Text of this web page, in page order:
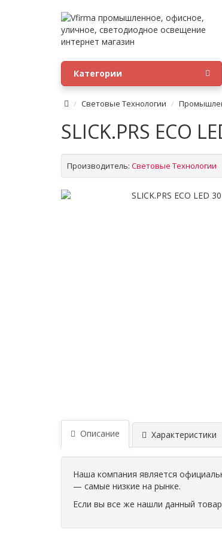
Категории
Световые Технологии
SLICK.PRS ECO
Производитель: Световые Технологии
Описание Характеристики
Наша компания является
— самые низкие на рынке.
Если вы все же нашли данный